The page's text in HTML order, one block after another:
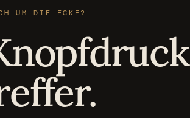
UM DIE ECKE?